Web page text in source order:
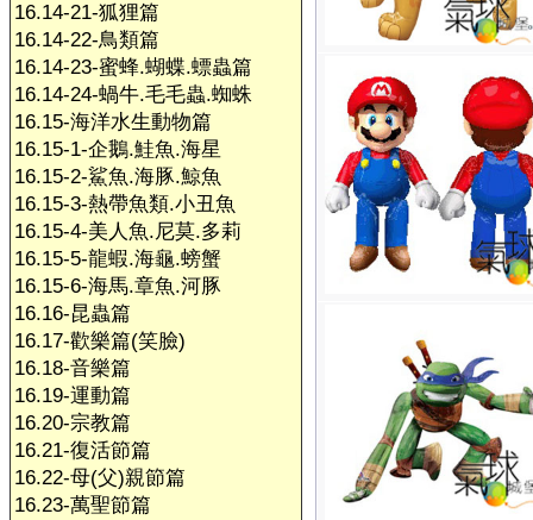
16.14-21-狐狸篇
16.14-22-鳥類篇
16.14-23-蜜蜂.蝴蝶.螵蟲篇
16.14-24-蝸牛.毛毛蟲.蜘蛛
16.15-海洋水生動物篇
16.15-1-企鵝.鮭魚.海星
16.15-2-鯊魚.海豚.鯨魚
16.15-3-熱帶魚類.小丑魚
16.15-4-美人魚.尼莫.多莉
16.15-5-龍蝦.海龜.螃蟹
16.15-6-海馬.章魚.河豚
16.16-昆蟲篇
16.17-歡樂篇(笑臉)
16.18-音樂篇
16.19-運動篇
16.20-宗教篇
16.21-復活節篇
16.22-母(父)親節篇
16.23-萬聖節篇